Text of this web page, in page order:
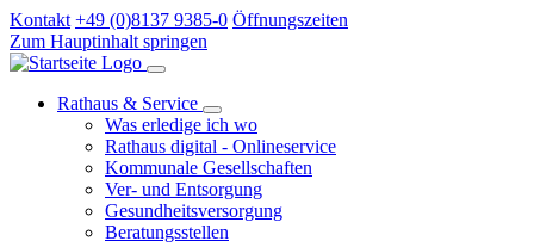
Kontakt +49 (0)8137 9385-0 Öffnungszeiten
Zum Hauptinhalt springen
Rathaus & Service
Was erledige ich wo
Rathaus digital - Onlineservice
Kommunale Gesellschaften
Ver- und Entsorgung
Gesundheitsversorgung
Beratungsstellen